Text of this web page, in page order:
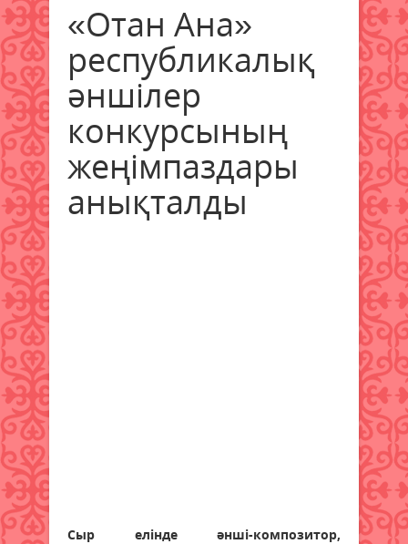
«Отан Ана»
республикалық
әншілер
конкурсының
жеңімпаздары
анықталды
Сыр елінде әнші-композитор,